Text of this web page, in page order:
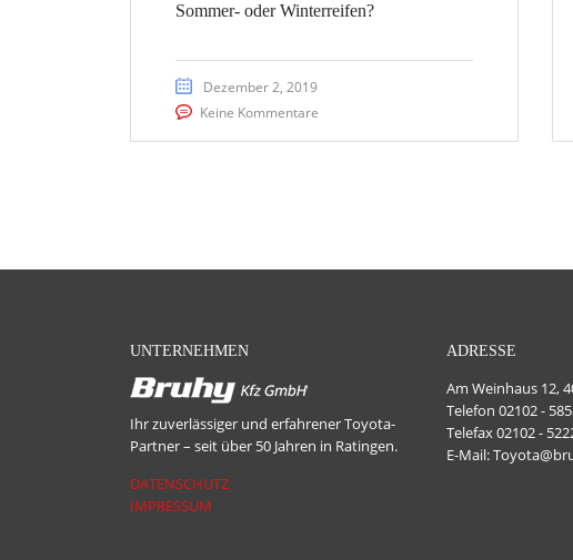
Sommer- oder Winterreifen?
Dezember 2, 2019
Keine Kommentare
UNTERNEHMEN
Ihr zuverlässiger und erfahrener Toyota-
Partner – seit über 50 Jahren in Ratingen.
DATENSCHUTZ
IMPRESSUM
ADRESSE
Am Weinhaus 12,
Telefon 02102 -
Telefax 02102 -
E-Mail: